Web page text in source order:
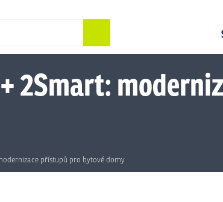
2Smart:
přístupů pro bytové domy